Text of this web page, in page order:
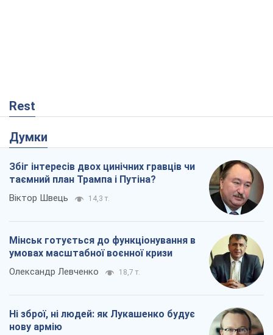
Rest
Думки
Збіг інтересів двох цинічних гравців чи
таємний план Трампа і Путіна?
Віктор Швець 14,3 т.
Мінськ готується до функціонування в
умовах масштабної воєнної кризи
Олександр Левченко 18,7 т.
Ні зброї, ні людей: як Лукашенко будує
нову армію